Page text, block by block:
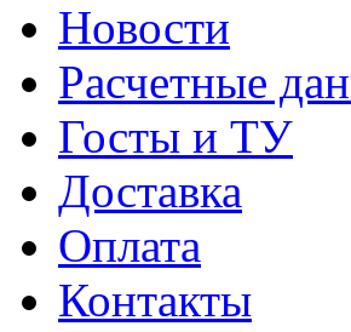
Новости
Расчетные
Госты и ТУ
Доставка
Оплата
Контакты